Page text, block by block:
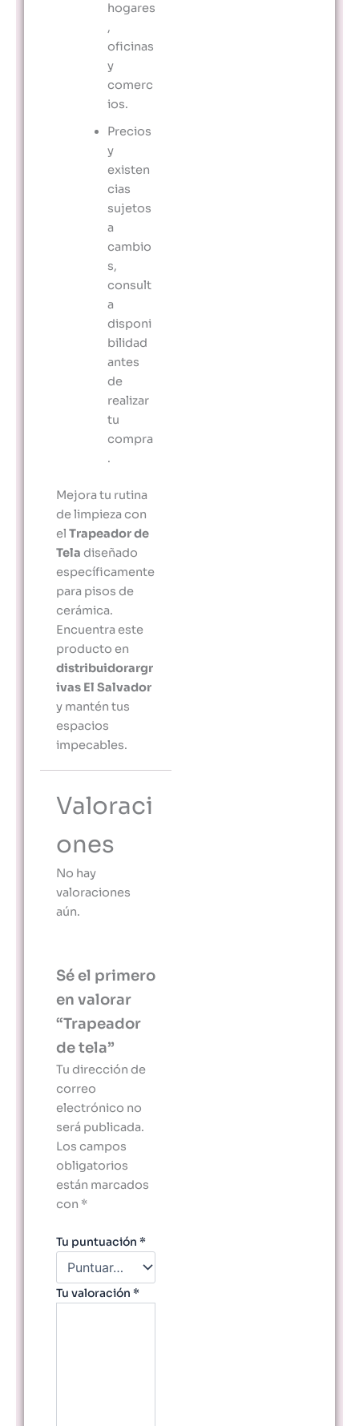
hogares
,
oficinas
y
comerc
ios.
Precios
y
existen
cias
sujetos
a
cambio
s,
consult
a
disponi
bilidad
antes
de
realizar
tu
compra
.
Mejora tu rutina
de limpieza con
el Trapeador de
Tela diseñado
específicamente
para pisos de
cerámica.
Encuentra este
producto en
distribuidorargr
ivas El Salvador
y mantén tus
espacios
impecables.
Valoraci
ones
No hay
valoraciones
aún.
Sé el primero
en valorar
“Trapeador
de tela”
Tu dirección de
correo
electrónico no
será publicada.
Los campos
obligatorios
están marcados
con *
Tu puntuación *
Tu valoración *